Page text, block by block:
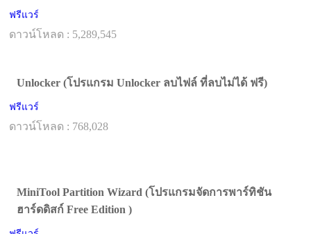
ฟรีแวร์
ดาวน์โหลด : 5,289,545
Unlocker (โปรแกรม Unlocker ลบไฟล์ ที่ลบไม่ได้ ฟรี)
ฟรีแวร์
ดาวน์โหลด : 768,028
MiniTool Partition Wizard (โปรแกรมจัดการพาร์ทิชัน
ฮาร์ดดิสก์ Free Edition )